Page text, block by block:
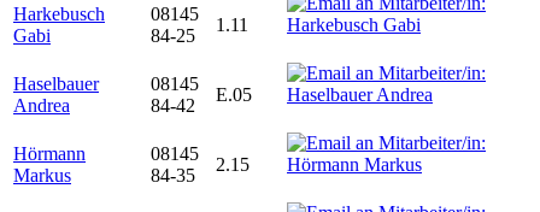
Harkebusch
Gabi
08145
84-25
1.11
Haselbauer
Andrea
08145
84-42
E.05
Hörmann
Markus
08145
84-35
2.15